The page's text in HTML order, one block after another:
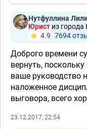
Нутфуллина
Юрист из
4.9 7694
Доброго времени
вернуть,
ваше руководство
наложенное
выговора, всего
23.12.2017, 22:54